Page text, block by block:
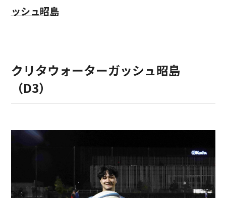
ッシュ昭島
クリタウォーターガッシュ昭島
（D3）